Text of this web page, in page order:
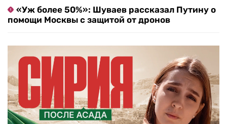
«Уж более 50%»: Шуваев рассказал Путину о
помощи Москвы с защитой от дронов